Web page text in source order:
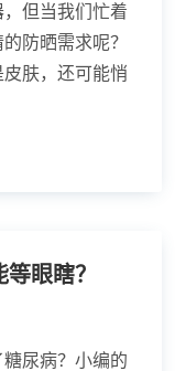
但当我们忙着
防晒需求呢？
肤，还可能悄
眼瞎？
尿病？小编的